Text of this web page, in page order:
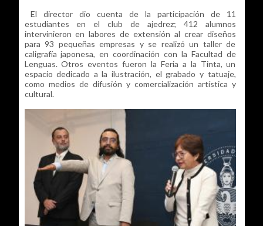
El director dio cuenta de la participación de 11
estudiantes en el club de ajedrez; 412 alumnos
intervinieron en labores de extensión al crear diseños
para 93 pequeñas empresas y se realizó un taller de
caligrafía japonesa, en coordinación con la Facultad de
Lenguas. Otros eventos fueron la Feria a la Tinta, un
espacio dedicado a la ilustración, el grabado y tatuaje,
como medios de difusión y comercialización artística y
cultural.